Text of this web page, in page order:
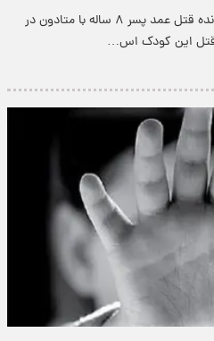
پارسینه: کیفرخواست نامادری در پرونده قتل عمد پسر ۸ ساله با متادون در
قتل این کودک اس…